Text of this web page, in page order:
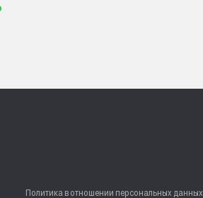
сопровождение.
Политика в отношении персональных данных